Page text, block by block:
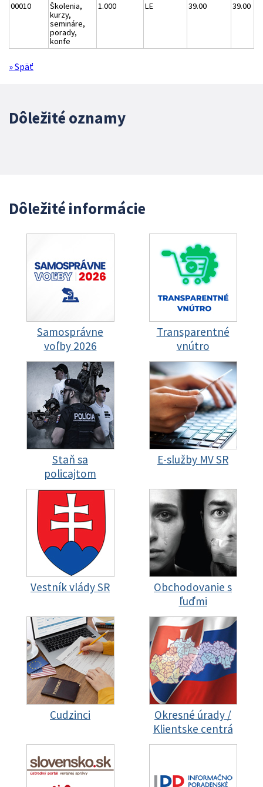
00010
Školenia,
kurzy,
semináre,
porady,
konfe
1.000 LE 39.00 39.00
» Späť
Dôležité oznamy
Dôležité informácie
Samosprávne
voľby 2026
Transparentné
vnútro
Staň sa
policajtom
E-služby MV SR
Vestník vlády SR
Obchodovanie s
ľuďmi
Cudzinci
Okresné úrady /
Klientske centrá